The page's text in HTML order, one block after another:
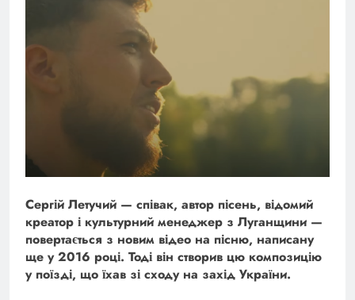
Сергій Летучий — співак, автор пісень, відомий
креатор і культурний менеджер з Луганщини —
повертається з новим відео на пісню, написану
ще у 2016 році. Тоді він створив цю композицію
у поїзді, що їхав зі сходу на захід України.